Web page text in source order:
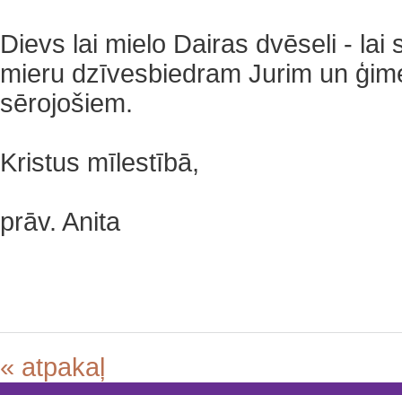
‌Dievs lai mielo Dairas dvēseli - lai
mieru dzīvesbiedram Jurim un
sērojošiem.
‌Kristus mīlestībā,
‌prāv. Anita
« atpakaļ